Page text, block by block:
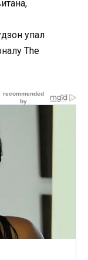
упал
The